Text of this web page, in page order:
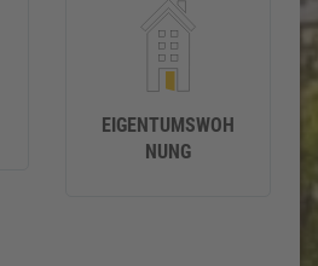
EIGENTUMSWOH
NUNG